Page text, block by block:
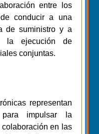
entre los
conducir a una
de suministro y a
la ejecución de
conjuntas.
representan
para impulsar la
en las